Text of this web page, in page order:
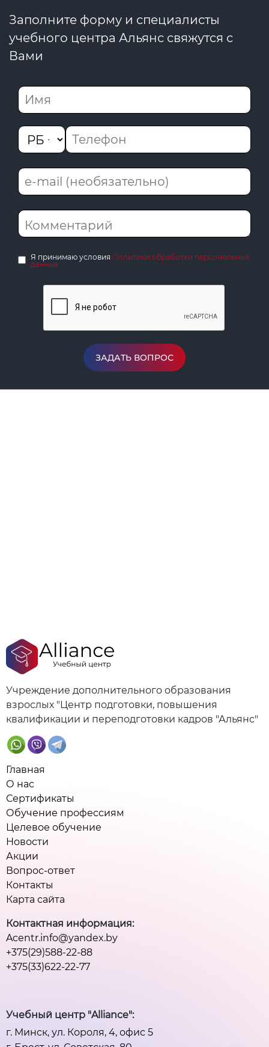
Заполните форму и специалисты
учебного центра Альянс свяжутся с
Вами
Я принимаю условия Политики обработки персональных
данных
ЗАДАТЬ ВОПРОС
Учреждение дополнительного образования
взрослых "Центр подготовки, повышения
квалификации и переподготовки кадров "Альянс"
Главная
О нас
Сертификаты
Обучение профессиям
Целевое обучение
Новости
Акции
Вопрос-ответ
Контакты
Карта сайта
Контактная информация:
Acentr.info@yandex.by
+375(29)588-22-88
+375(33)622-22-77
Учебный центр "Alliance":
г. Минск, ул. Короля, 4, офис 5